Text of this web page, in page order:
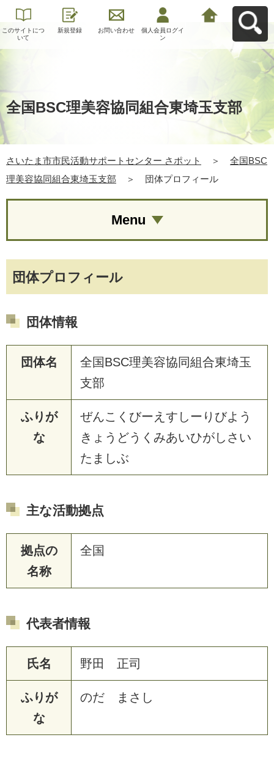
このサイトにつ
いて
新規登録 お問い合わせ
個人会員ログイ
ン
全国BSC理美容協同組合東埼玉支部
さいたま市市民活動サポートセンター さポット ＞
全国BSC
理美容協同組合東埼玉支部
＞ 団体プロフィール
団体プロフィール
団体情報
団体名
全国BSC理美容協同組合東埼玉
支部
ふりが
な
ぜんこくびーえすしーりびよう
きょうどうくみあいひがしさい
たましぶ
主な活動拠点
拠点の
名称
全国
代表者情報
氏名 野田 正司
ふりが
な
のだ まさし
Menu